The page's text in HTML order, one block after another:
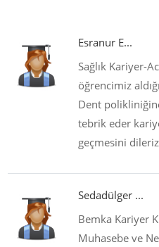
Esranur E...
Sağlık Kariyer-
öğrencimiz
Dent
tebrik eder
geçmesini
Sedadülger ...
Bemka Kariyer
Muhasebe ve